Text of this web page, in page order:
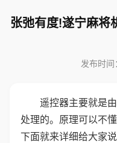
张弛有度!遂宁麻将
发布时
遥控器主要就是
处理的。原理可以不
下面就来详细给大家